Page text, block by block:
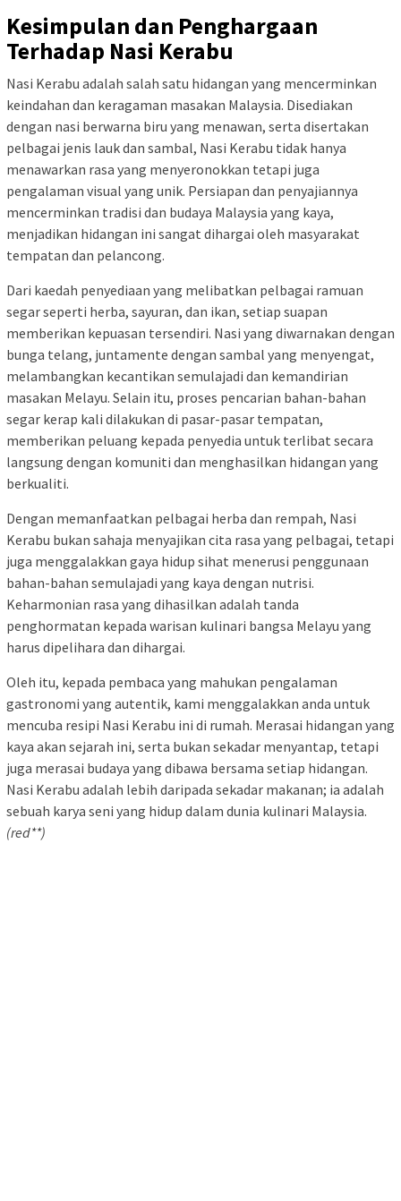
Kesimpulan dan Penghargaan
Terhadap Nasi Kerabu
Nasi Kerabu adalah salah satu hidangan yang mencerminkan
keindahan dan keragaman masakan Malaysia. Disediakan
dengan nasi berwarna biru yang menawan, serta disertakan
pelbagai jenis lauk dan sambal, Nasi Kerabu tidak hanya
menawarkan rasa yang menyeronokkan tetapi juga
pengalaman visual yang unik. Persiapan dan penyajiannya
mencerminkan tradisi dan budaya Malaysia yang kaya,
menjadikan hidangan ini sangat dihargai oleh masyarakat
tempatan dan pelancong.
Dari kaedah penyediaan yang melibatkan pelbagai ramuan
segar seperti herba, sayuran, dan ikan, setiap suapan
memberikan kepuasan tersendiri. Nasi yang diwarnakan dengan
bunga telang, juntamente dengan sambal yang menyengat,
melambangkan kecantikan semulajadi dan kemandirian
masakan Melayu. Selain itu, proses pencarian bahan-bahan
segar kerap kali dilakukan di pasar-pasar tempatan,
memberikan peluang kepada penyedia untuk terlibat secara
langsung dengan komuniti dan menghasilkan hidangan yang
berkualiti.
Dengan memanfaatkan pelbagai herba dan rempah, Nasi
Kerabu bukan sahaja menyajikan cita rasa yang pelbagai, tetapi
juga menggalakkan gaya hidup sihat menerusi penggunaan
bahan-bahan semulajadi yang kaya dengan nutrisi.
Keharmonian rasa yang dihasilkan adalah tanda
penghormatan kepada warisan kulinari bangsa Melayu yang
harus dipelihara dan dihargai.
Oleh itu, kepada pembaca yang mahukan pengalaman
gastronomi yang autentik, kami menggalakkan anda untuk
mencuba resipi Nasi Kerabu ini di rumah. Merasai hidangan yang
kaya akan sejarah ini, serta bukan sekadar menyantap, tetapi
juga merasai budaya yang dibawa bersama setiap hidangan.
Nasi Kerabu adalah lebih daripada sekadar makanan; ia adalah
sebuah karya seni yang hidup dalam dunia kulinari Malaysia.
(red**)